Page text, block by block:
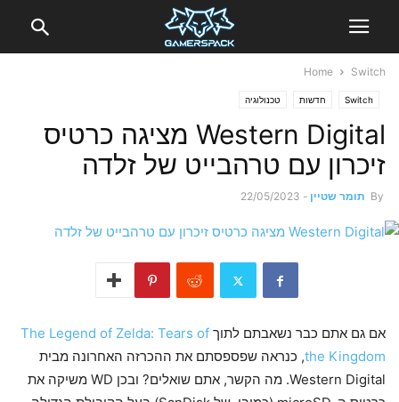
Home Switch
Switch חדשות טכנולוגיה
Western Digital מציגה כרטיס
זיכרון עם טרהבייט של זלדה
By תומר שטיין -
22/05/2023
אם גם אתם כבר נשאבתם לתוך The Legend of Zelda: Tears of
the Kingdom, כנראה שפספסתם את ההכרזה האחרונה מבית
Western Digital. מה הקשר, אתם שואלים? ובכן WD משיקה את